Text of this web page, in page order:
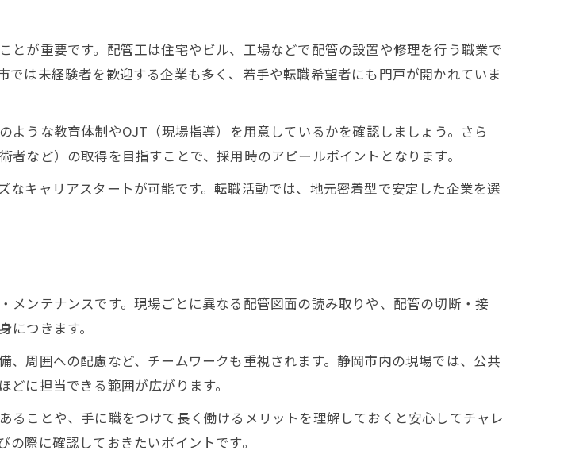
が重要です。配管工は住宅やビル、工場などで配管の設置や修理を行う職業で
は未経験者を歓迎する企業も多く、若手や転職希望者にも門戸が開かれていま
うな教育体制やOJT（現場指導）を用意しているかを確認しましょう。さら
など）の取得を目指すことで、採用時のアピールポイントとなります。
キャリアスタートが可能です。転職活動では、地元密着型で安定した企業を選
ンテナンスです。現場ごとに異なる配管図面の読み取りや、配管の切断・接
つきます。
周囲への配慮など、チームワークも重視されます。静岡市内の現場では、公共
に担当できる範囲が広がります。
ことや、手に職をつけて長く働けるメリットを理解しておくと安心してチャレ
際に確認しておきたいポイントです。